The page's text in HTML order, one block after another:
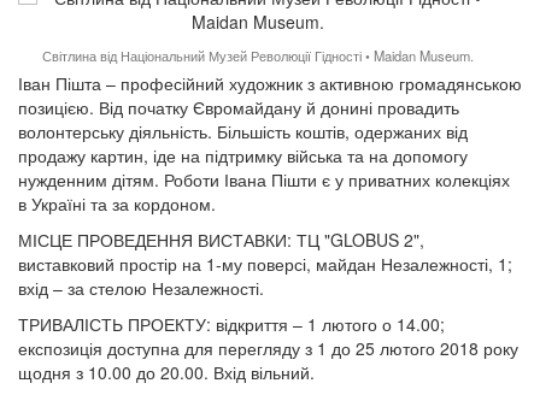
Світлина від Національний Музей Революції Гідності • Maidan Museum.
Іван Пішта – професійний художник з активною громадянською
позицією. Від початку Євромайдану й донині провадить
волонтерську діяльність. Більшість коштів, одержаних від
продажу картин, іде на підтримку війська та на допомогу
нужденним дітям. Роботи Івана Пішти є у приватних колекціях
в Україні та за кордоном.
МІСЦЕ ПРОВЕДЕННЯ ВИСТАВКИ: ТЦ "GLOBUS 2",
виставковий простір на 1-му поверсі, майдан Незалежності, 1;
вхід – за стелою Незалежності.
ТРИВАЛІСТЬ ПРОЕКТУ: відкриття – 1 лютого о 14.00;
експозиція доступна для перегляду з 1 до 25 лютого 2018 року
щодня з 10.00 до 20.00. Вхід вільний.